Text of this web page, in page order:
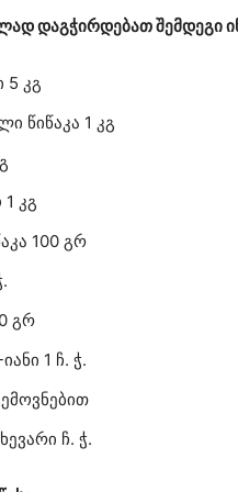
დაგჭირდებათ შემდეგი
5 კგ
წიწაკა 1 კგ
კგ
100 გრ
გრ
1 ჩ. ჭ.
ჩ. ჭ.